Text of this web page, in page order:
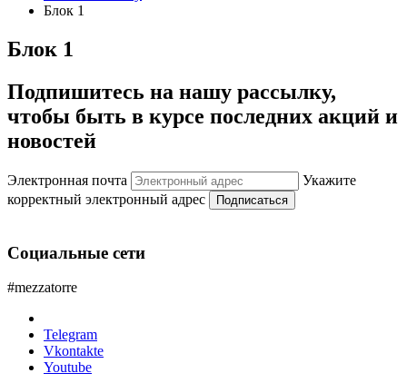
Блок 1
Блок 1
Подпишитесь на нашу рассылку,
чтобы быть в курсе последних акций и
новостей
Электронная почта
Укажите
корректный электронный адрес
Подписаться
Социальные сети
#mezzatorre
Telegram
Vkontakte
Youtube